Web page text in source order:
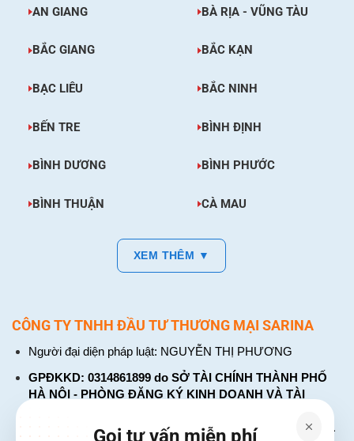
AN GIANG BÀ RỊA - VŨNG TÀU
BẮC GIANG BẮC KẠN
BẠC LIÊU BẮC NINH
BẾN TRE BÌNH ĐỊNH
BÌNH DƯƠNG BÌNH PHƯỚC
BÌNH THUẬN CÀ MAU
XEM THÊM ▼
CÔNG TY TNHH ĐẦU TƯ THƯƠNG MẠI SARINA
Người đại diện pháp luật: NGUYỄN THỊ PHƯƠNG
GPĐKKD: 0314861899 do SỞ TÀI CHÍNH THÀNH PHỐ
HÀ NỘI - PHÒNG ĐĂNG KÝ KINH DOANH VÀ TÀI
CHÍNH DOANH NGHIỆP cấp. Đăng ký lần đầu: ngày 26
tháng 01 năm 2018. Đăng ký thay đổi lần thứ: 4, ngày 31
Gọi tư vấn miễn phí